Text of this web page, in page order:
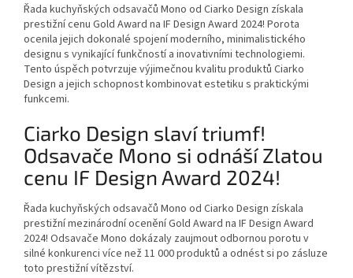
Řada kuchyňských odsavačů Mono od Ciarko Design získala
prestižní cenu Gold Award na IF Design Award 2024! Porota
ocenila jejich dokonalé spojení moderního, minimalistického
designu s vynikající funkčností a inovativními technologiemi.
Tento úspěch potvrzuje výjimečnou kvalitu produktů Ciarko
Design a jejich schopnost kombinovat estetiku s praktickými
funkcemi.
Ciarko Design slaví triumf!
Odsavače Mono si odnáší Zlatou
cenu IF Design Award 2024!
Řada kuchyňských odsavačů Mono od Ciarko Design získala
prestižní mezinárodní ocenění Gold Award na IF Design Award
2024! Odsavače Mono dokázaly zaujmout odbornou porotu v
silné konkurenci více než 11 000 produktů a odnést si po zásluze
toto prestižní vítězství.